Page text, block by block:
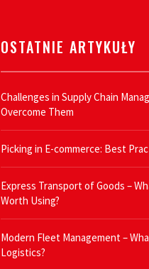
OSTATNIE ARTYKUŁY
Challenges in Supply Chain
Overcome Them
Picking in E-commerce: Best
Express Transport of Goods –
Worth Using?
Modern Fleet Management –
Logistics?